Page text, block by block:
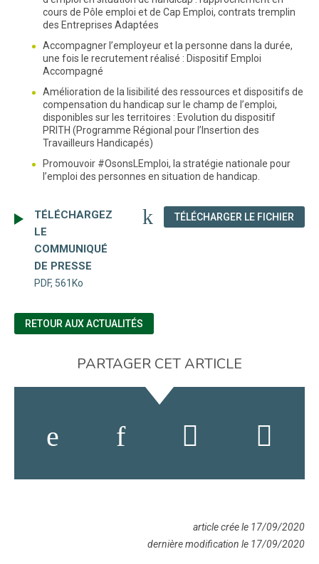
cours de Pôle emploi et de Cap Emploi, contrats tremplin
des Entreprises Adaptées
Accompagner l’employeur et la personne dans la durée,
une fois le recrutement réalisé : Dispositif Emploi
Accompagné
Amélioration de la lisibilité des ressources et dispositifs de
compensation du handicap sur le champ de l’emploi,
disponibles sur les territoires : Evolution du dispositif
PRITH (Programme Régional pour l’Insertion des
Travailleurs Handicapés)
Promouvoir #OsonsLEmploi, la stratégie nationale pour
l’emploi des personnes en situation de handicap.
TÉLÉCHARGEZ
LE
COMMUNIQUÉ
DE PRESSE
PDF, 561Ko
TÉLÉCHARGER LE FICHIER
RETOUR AUX ACTUALITÉS
PARTAGER CET ARTICLE
article crée le 17/09/2020
dernière modification le 17/09/2020